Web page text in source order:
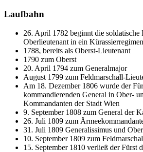
Laufbahn
26. April 1782 beginnt die soldatische
Oberlieutenant in ein
1788, bereits als Oberst-Lieutenant
1790 zum Oberst
20. April 1794 zum Generalmajor
August 1799 zum Feldmarschall-
Am 18. Dezember 1806 wurde der
kommandierenden General in Ober-
Kommandanten der Stadt Wien
9. September 1808 zum General der
26. Juli 1809 zum
31. Juli 1809 Generalissimus und
10. September 1809 zum
15. September 1810 verließ der Fürst